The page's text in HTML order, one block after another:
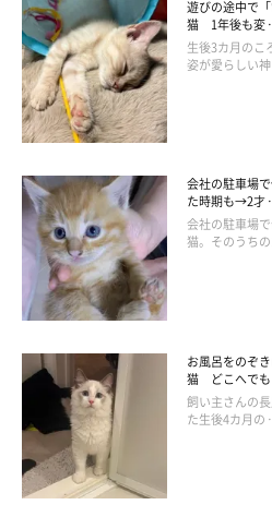
遊びの途中で
猫 1年後も変
生後3カ月のこ
姿が愛らしい
会社の駐車場
た時期も→2才
会社の駐車場
猫。そのうち
お風呂をのぞ
猫 どこへで
飼い主さんの
た生後4カ月の